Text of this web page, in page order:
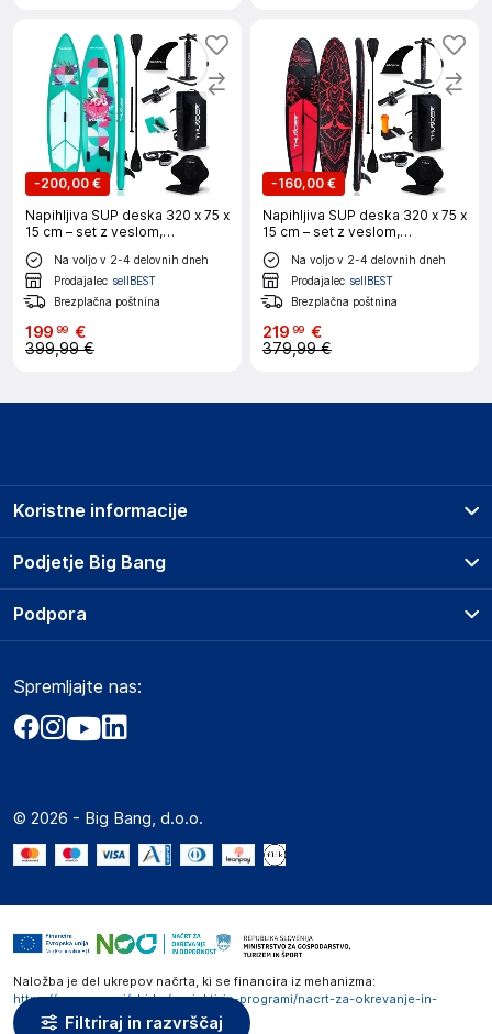
Filtriraj in razvrščaj
-200,00 €
Napihljiva SUP deska 320 x 75 x
15 cm – set z veslom,
sedežem, torbo in pumpko
THUNDER® FLAMI
Na voljo v 2-4 delovnih dneh
Prodajalec sellBEST
Brezplačna poštnina
199 99 €
399,99 €
-160,00 €
Napihljiva SUP deska 320 x 75 x
15 cm – set z veslom,
sedežem, torbo in pumpko
THUNDER® MOTH
Na voljo v 2-4 delovnih dneh
Prodajalec sellBEST
Brezplačna poštnina
219 99 €
379,99 €
Podjetje Big Bang
O podjetju
Obvestila za javnost
Akt o digitalnih storitvah
Marketplace za partnerje
Novosti
Koristne informacije
Prodajna mesta
Storitve
Dostava, vnos in odvoz
Načini plačila
Zavarovanje izdelkov
Podpora
Marketplace
Kako oddati naročilo?
Spremljajte nas:
© 2026 - Big Bang, d.o.o.
Naložba je del ukrepov načrta, ki se financira iz mehanizma:
https://www.gov.si/zbirke/projekti-in-programi/nacrt-za-okrevanje-in-
odpornost